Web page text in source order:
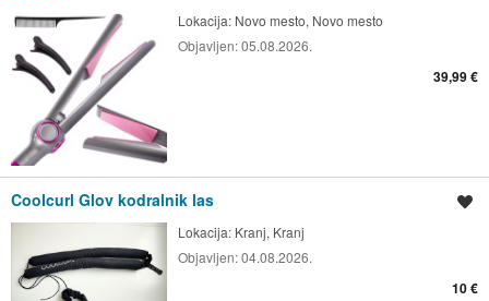
Lokacija: Novo mesto, Novo mesto
Objavljen:05.08.2026.
39,99 €
Coolcurl Glov kodralnik las
Lokacija: Kranj, Kranj
Objavljen:04.08.2026.
10 €